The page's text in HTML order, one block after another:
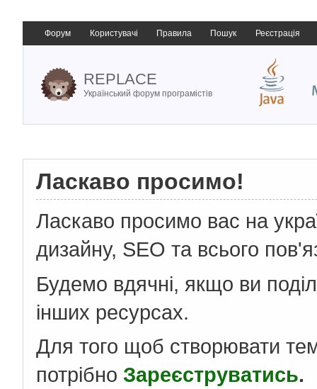
Форум Користувачі Правила Пошук Реєстрація
REPLACE
Український форум програмістів
Ласкаво просимо!
Ласкаво просимо вас на
дизайну, SEO та всього
Будемо вдячні, якщо ви
інших ресурсах.
Для того щоб створювати
потрібно Зареєструватись.